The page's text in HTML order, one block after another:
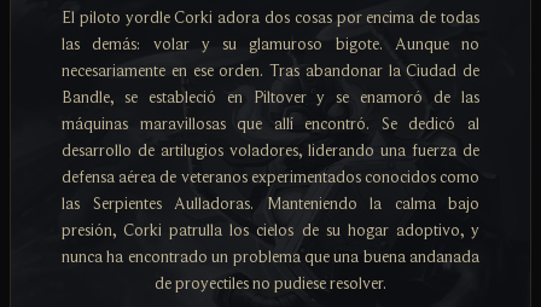
El piloto yordle Corki adora dos cosas por encima de todas
las demás: volar y su glamuroso bigote. Aunque no
necesariamente en ese orden. Tras abandonar la Ciudad de
Bandle, se estableció en Piltover y se enamoró de las
máquinas maravillosas que allí encontró. Se dedicó al
desarrollo de artilugios voladores, liderando una fuerza de
defensa aérea de veteranos experimentados conocidos como
las Serpientes Aulladoras. Manteniendo la calma bajo
presión, Corki patrulla los cielos de su hogar adoptivo, y
nunca ha encontrado un problema que una buena andanada
de proyectiles no pudiese resolver.